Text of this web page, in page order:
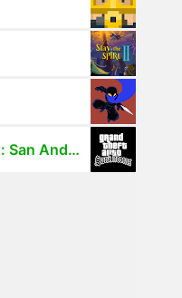
Grand Theft Auto: San Andreas